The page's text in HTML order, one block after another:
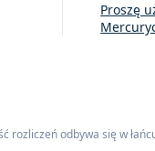
Proszę
odbywa się w